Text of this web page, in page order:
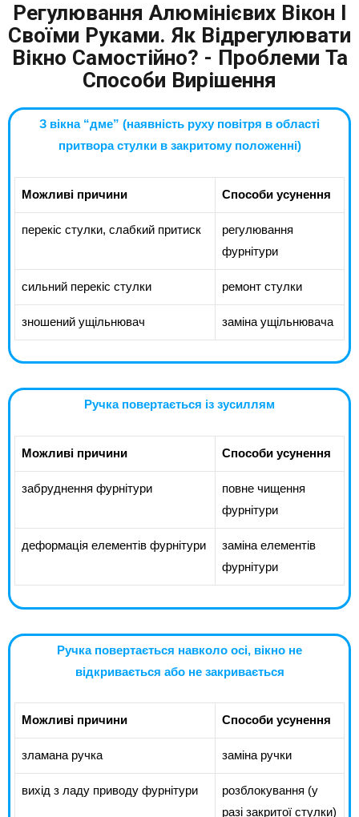
Регулювання Алюмінієвих Вікон І
Своїми Руками. Як Відрегулювати
Вікно Самостійно? - Проблеми Та
Способи Вирішення
З вікна “дме” (наявність руху повітря в області
притвора стулки в закритому положенні)
Можливі причини Способи усунення
перекіс стулки, слабкий притиск
регулювання
фурнітури
сильний перекіс стулки ремонт стулки
зношений ущільнювач заміна ущільнювача
Ручка повертається із зусиллям
Можливі причини Способи усунення
забруднення фурнітури
повне чищення
фурнітури
деформація елементів фурнітури
заміна елементів
фурнітури
Ручка повертається навколо осі, вікно не
відкривається або не закривається
Можливі причини Способи усунення
зламана ручка заміна ручки
вихід з ладу приводу фурнітури
розблокування (у
разі закритої стулки)